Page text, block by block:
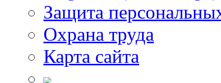
Защита
Охрана труда
Карта сайта